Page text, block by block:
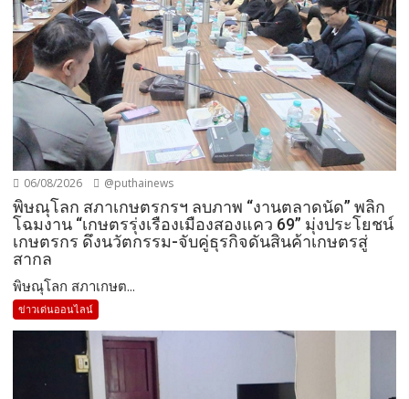
06/08/2026 @puthainews
พิษณุโลก สภาเกษตรกรฯ ลบภาพ “งานตลาดนัด” พลิก
โฉมงาน “เกษตรรุ่งเรืองเมืองสองแคว 69” มุ่งประโยชน์
เกษตรกร ดึงนวัตกรรม-จับคู่ธุรกิจดันสินค้าเกษตรสู่
สากล
พิษณุโลก สภาเกษต...
ข่าวเด่นออนไลน์